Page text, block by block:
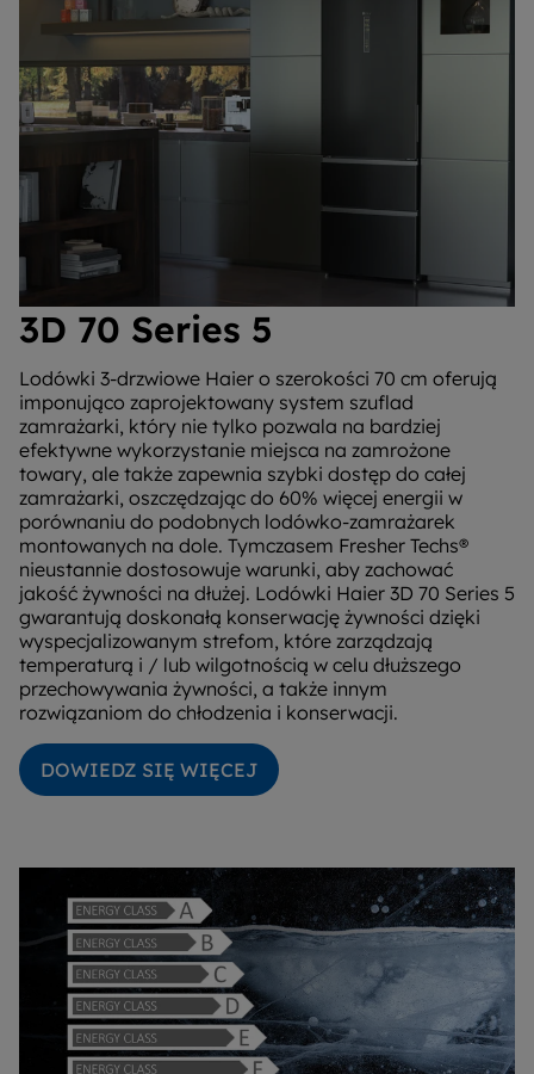
3D 70 Series 5
Lodówki 3-drzwiowe Haier o szerokości 70 cm oferują
imponująco zaprojektowany system szuflad
zamrażarki, który nie tylko pozwala na bardziej
efektywne wykorzystanie miejsca na zamrożone
towary, ale także zapewnia szybki dostęp do całej
zamrażarki, oszczędzając do 60% więcej energii w
porównaniu do podobnych lodówko-zamrażarek
montowanych na dole. Tymczasem Fresher Techs®
nieustannie dostosowuje warunki, aby zachować
jakość żywności na dłużej. Lodówki Haier 3D 70 Series 5
gwarantują doskonałą konserwację żywności dzięki
wyspecjalizowanym strefom, które zarządzają
temperaturą i / lub wilgotnością w celu dłuższego
przechowywania żywności, a także innym
rozwiązaniom do chłodzenia i konserwacji.
DOWIEDZ SIĘ WIĘCEJ